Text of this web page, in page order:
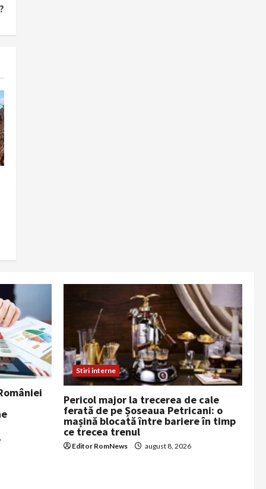
Stiri interne
Pericol major la trecerea de cale
ferată de pe Șoseaua Petricani: o
mașină blocată între bariere în timp
ce trecea trenul
Editor RomNews august 8, 2026